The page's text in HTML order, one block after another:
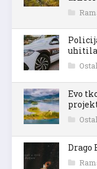
uhitila
Evo
Drago